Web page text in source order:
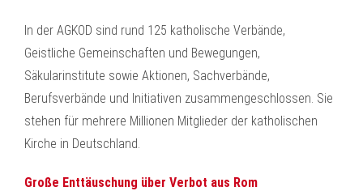
In der AGKOD sind rund 125 katholische Verbände,
Geistliche Gemeinschaften und Bewegungen,
Säkularinstitute sowie Aktionen, Sachverbände,
Berufsverbände und Initiativen zusammengeschlossen. Sie
stehen für mehrere Millionen Mitglieder der katholischen
Kirche in Deutschland.
Große Enttäuschung über Verbot aus Rom